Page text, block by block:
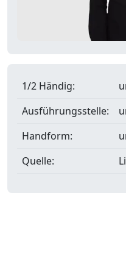
1/2 Händig:
Ausführungsstelle:
Handform:
Quelle: